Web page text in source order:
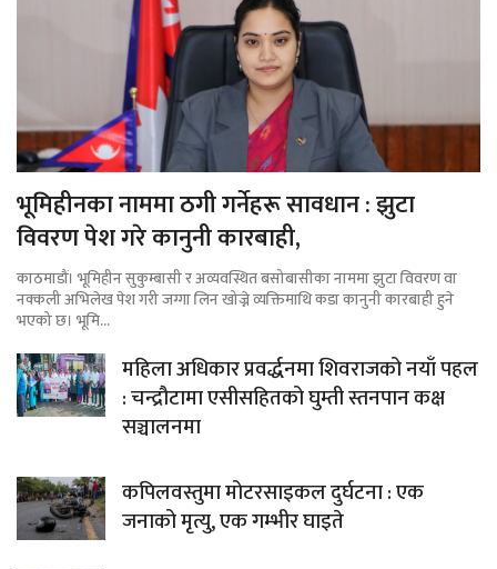
भूमिहीनका नाममा ठगी गर्नेहरू सावधान : झुटा
विवरण पेश गरे कानुनी कारबाही,
काठमाडौं। भूमिहीन सुकुम्बासी र अव्यवस्थित बसोबासीका नाममा झुटा विवरण वा
नक्कली अभिलेख पेश गरी जग्गा लिन खोज्ने व्यक्तिमाथि कडा कानुनी कारबाही हुने
भएको छ। भूमि...
महिला अधिकार प्रवर्द्धनमा शिवराजको नयाँ पहल
: चन्द्रौटामा एसीसहितको घुम्ती स्तनपान कक्ष
सञ्चालनमा
कपिलवस्तुमा मोटरसाइकल दुर्घटना : एक
जनाको मृत्यु, एक गम्भीर घाइते